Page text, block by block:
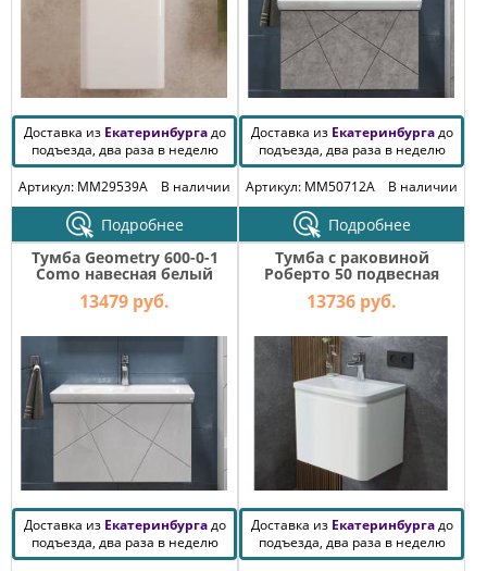
Доставка из Екатеринбургадо
подъезда, два раза в неделю
Артикул: MM29539A
В наличии
Подробнее
Доставка из Екатеринбургадо
подъезда, два раза в неделю
Артикул: MM50712A
В наличии
Подробнее
Тумба Geometry 600-0-1
Como навесная белый
13479 руб.
Доставка из Екатеринбургадо
подъезда, два раза в неделю
Тумба с раковиной
Роберто 50 подвесная
Белый глянец 1 ящик
13736 руб.
Доставка из Екатеринбургадо
подъезда, два раза в неделю